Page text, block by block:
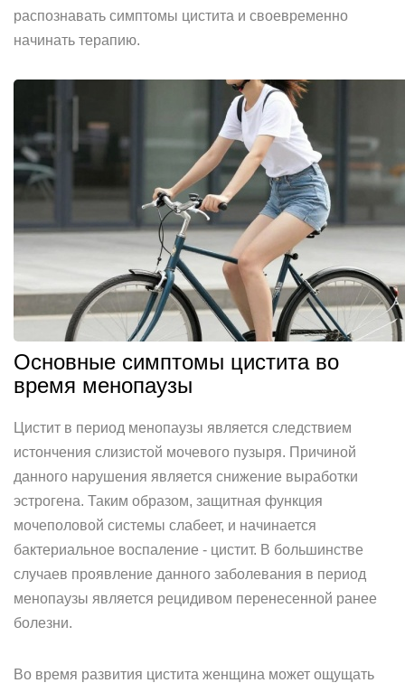
распознавать симптомы цистита и своевременно
начинать терапию.
Основные симптомы цистита во
время менопаузы
Цистит в период менопаузы является следствием
истончения слизистой мочевого пузыря. Причиной
данного нарушения является снижение выработки
эстрогена. Таким образом, защитная функция
мочеполовой системы слабеет, и начинается
бактериальное воспаление - цистит. В большинстве
случаев проявление данного заболевания в период
менопаузы является рецидивом перенесенной ранее
болезни.
Во время развития цистита женщина может ощущать